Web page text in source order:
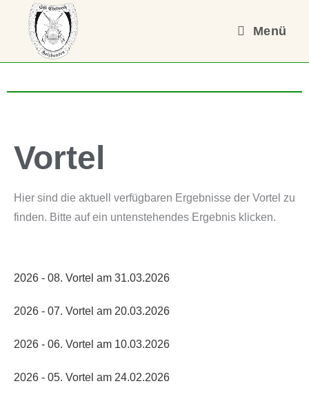
Menü
Vortel
Hier sind die aktuell verfügbaren Ergebnisse der Vortel zu
finden. Bitte auf ein untenstehendes Ergebnis klicken.
2026 - 08. Vortel am 31.03.2026
2026 - 07. Vortel am 20.03.2026
2026 - 06. Vortel am 10.03.2026
2026 - 05. Vortel am 24.02.2026